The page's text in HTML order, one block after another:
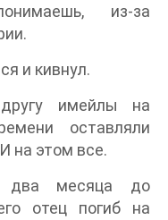
из-за
и кивнул.
имейлы на
оставляли
на этом все.
два месяца до
отец погиб на